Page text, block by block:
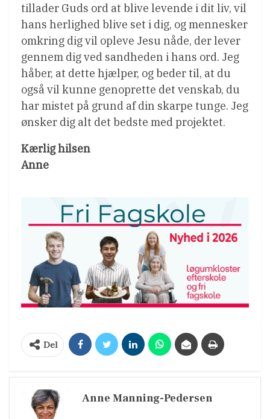
tillader Guds ord at blive levende i dit liv, vil
hans herlighed blive set i dig, og mennesker
omkring dig vil opleve Jesu nåde, der lever
gennem dig ved sandheden i hans ord. Jeg
håber, at dette hjælper, og beder til, at du
også vil kunne genoprette det venskab, du
har mistet på grund af din skarpe tunge. Jeg
ønsker dig alt det bedste med projektet.
Kærlig hilsen
Anne
Del
Anne Manning-Pedersen